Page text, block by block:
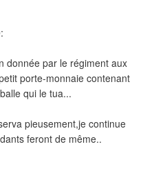
donnée par le régiment aux
porte-monnaie contenant
qui le tua...
pieusement,je continue
feront de même..